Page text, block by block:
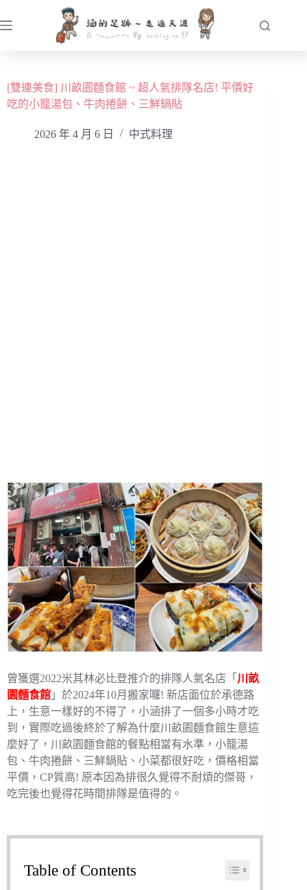
至
容[雙連美食] 川畝園麵食館 ~ 超人氣排隊名店! 平價好
吃的小籠湯包、牛肉捲餅、三鮮鍋貼
2026 年 4 月 6 日 中式料理
曾獲選2022米其林必比登推介的排隊人氣名店「 川畝
園麵食館 」於2024年10月搬家囉! 新店面位於承德路
上，生意一樣好的不得了，小涵排了一個多小時才吃
到，實際吃過後終於了解為什麼川畝園麵食館生意這
麼好了，川畝園麵食館的餐點相當有水準，小籠湯
包、牛肉捲餅、三鮮鍋貼、小菜都很好吃，價格相當
平價，CP質高! 原本因為排很久覺得不耐煩的傑哥，
吃完後也覺得花時間排隊是值得的。
Table of Contents